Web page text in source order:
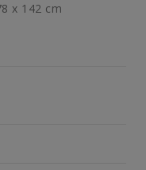
x 142 cm